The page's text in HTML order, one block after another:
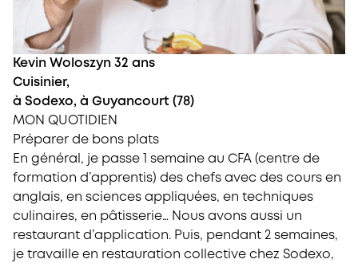
Kevin Woloszyn 32 ans
Cuisinier,
à Sodexo, à Guyancourt (78)
MON QUOTIDIEN
Préparer de bons plats
En général, je passe 1 semaine au CFA (centre de
formation d’apprentis) des chefs avec des cours en
anglais, en sciences appliquées, en techniques
culinaires, en pâtisserie… Nous avons aussi un
restaurant d’application. Puis, pendant 2 semaines,
je travaille en restauration collective chez Sodexo,